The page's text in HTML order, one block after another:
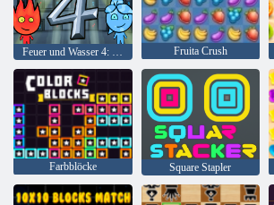
Feuer und Wasser 4: Kristalltempel Fruita Crush
Farbblöcke Square Stapler